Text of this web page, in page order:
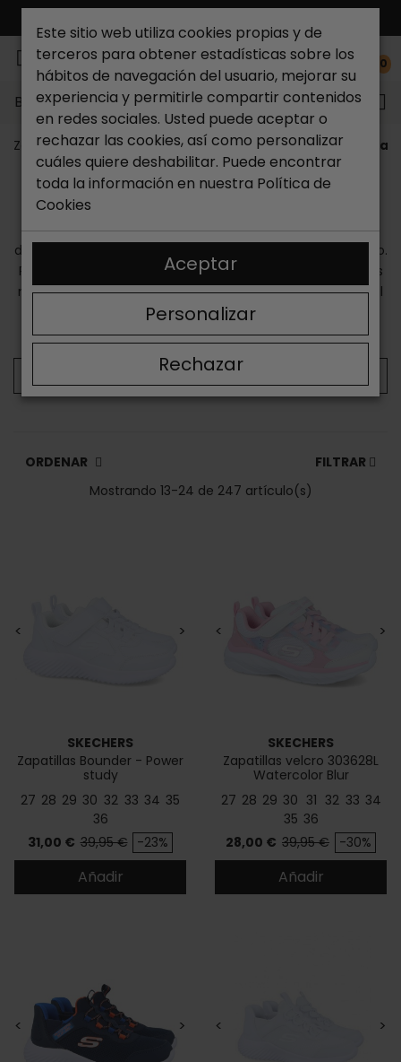
0
Buscar...
Zapateria Catchalot Marcas Skechers Zapatillas
ZAPATILLAS DE MUJER SKECHERS
Laszapatillas de mujer Skechers
espíritu innovador, su confort y su capacidad para crear
diseños que se adaptan a las necesidades de cada usuario.
Para muchos, las
deportivas Skechers de mujer
son las
mejores para caminar. Sea cierto o no, la verdad es que al
comprarlas te llevas a casa un calzado excepcional en
términos de diseño, calidad y funcionalidad.
Zapatillas bajas
ORDENAR
FILTRAR
Mostrando 13-24 de 247 artículo(s)
< >
SKECHERS
Zapatillas Bounder - Power
study
27 28 29 30 32 33 34 35
36
Precio
31,00 € Precio base
39,95 € -23%
Añadir
< >
SKECHERS
Zapatillas velcro 303628L
Watercolor Blur
27 28 29 30 31 32 33 34
35 36
Precio
28,00 € Precio base
39,95 € -30%
Añadir
< > < >
Este sitio web utiliza cookies propias y de
terceros para obtener estadísticas sobre los
hábitos de navegación del usuario, mejorar su
experiencia y permitirle compartir contenidos
en redes sociales. Usted puede aceptar o
rechazar las cookies, así como personalizar
cuáles quiere deshabilitar. Puede encontrar
toda la información en nuestra Política de
Cookies
Rechazar
Personalizar
Aceptar